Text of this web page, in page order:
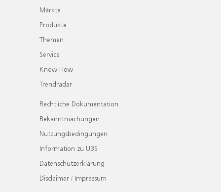
Märkte
Produkte
Themen
Service
Know How
Trendradar
Rechtliche Dokumentation
Bekanntmachungen
Nutzungsbedingungen
Information zu UBS
Datenschutzerklärung
Disclaimer / Impressum